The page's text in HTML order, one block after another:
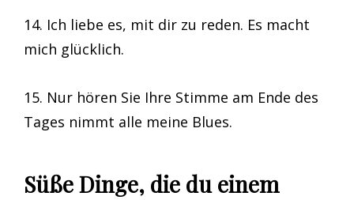
14. Ich liebe es, mit dir zu reden. Es macht
mich glücklich.
15. Nur hören Sie Ihre Stimme am Ende des
Tages nimmt alle meine Blues.
Süße Dinge, die du einem